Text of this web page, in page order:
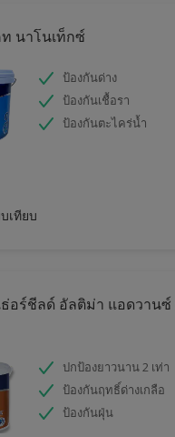
นาโนเท็กซ์
ป้องกันด่าง
ป้องกันเชื้อรา
ป้องกันตะไคร่น้ำ
เทียบ
ธ่อร์ชีลด์ อัลติม่า แอดวาน
ปกป้องยาวนาน 2 เท่า
ป้องกันฤทธิ์ด่างเกลือ
ป้องกันฝุ่น